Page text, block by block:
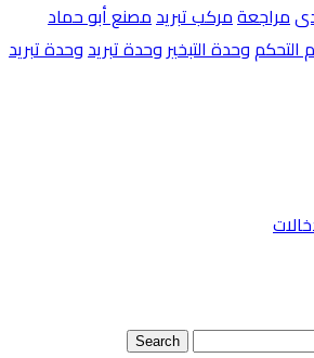
مراجعةمركب تبريدمصنع أبو حماد
التحكموحدة التبخير وحدة تبريدوحدة تبريد
Search